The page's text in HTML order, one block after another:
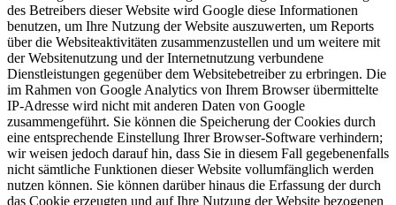
des Betreibers dieser Website wird Google diese Informationen
benutzen, um Ihre Nutzung der Website auszuwerten, um Reports
über die Websiteaktivitäten zusammenzustellen und um weitere mit
der Websitenutzung und der Internetnutzung verbundene
Dienstleistungen gegenüber dem Websitebetreiber zu erbringen. Die
im Rahmen von Google Analytics von Ihrem Browser übermittelte
IP-Adresse wird nicht mit anderen Daten von Google
zusammengeführt. Sie können die Speicherung der Cookies durch
eine entsprechende Einstellung Ihrer Browser-Software verhindern;
wir weisen jedoch darauf hin, dass Sie in diesem Fall gegebenenfalls
nicht sämtliche Funktionen dieser Website vollumfänglich werden
nutzen können. Sie können darüber hinaus die Erfassung der durch
das Cookie erzeugten und auf Ihre Nutzung der Website bezogenen